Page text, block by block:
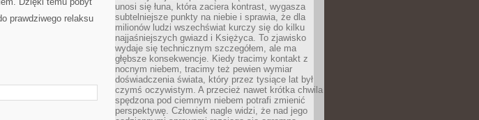
prawdziwego relaksu
unosi się łuna, która zaciera kontrast, wygasza
subtelniejsze punkty na niebie i sprawia, że dla
milionów ludzi wszechświat kurczy się do kilku
najjaśniejszych gwiazd i Księżyca. To zjawisko
wydaje się technicznym szczegółem, ale ma
głębsze konsekwencje. Kiedy tracimy kontakt z
nocnym niebem, tracimy też pewien wymiar
doświadczenia świata, który przez tysiące lat był
czymś oczywistym. A przecież nawet krótka chwila
spędzona pod ciemnym niebem potrafi zmienić
perspektywę. Człowiek nagle widzi, że nad jego